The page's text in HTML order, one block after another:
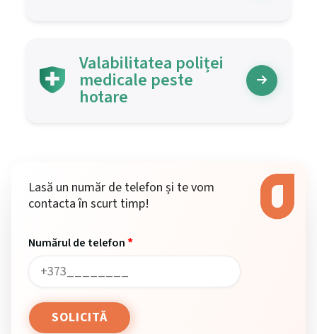
Valabilitatea poliței
medicale peste
hotare
Lasă un număr de telefon și te vom
contacta în scurt timp!
Numărul de telefon*